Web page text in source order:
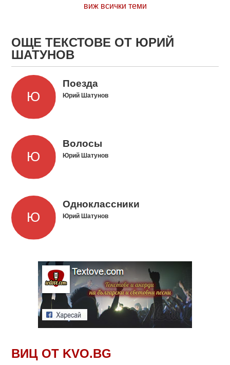
виж всички теми
ОЩЕ ТЕКСТОВЕ ОТ ЮРИЙ
ШАТУНОВ
Поезда
Юрий Шатунов
Волосы
Юрий Шатунов
Одноклассники
Юрий Шатунов
ВИЦ ОТ KVO.BG